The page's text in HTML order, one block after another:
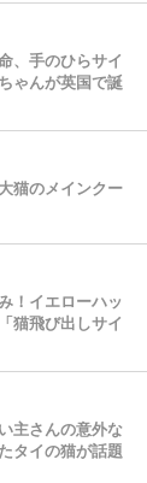
、手のひらサイ
ゃんが英国で誕
猫のメインクー
！イエローハッ
猫飛び出しサイ
主さんの意外な
タイの猫が話題